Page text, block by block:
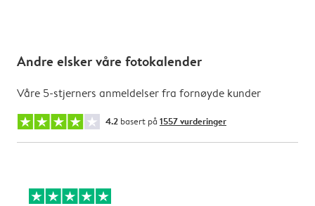
Andre elsker våre fotokalender
Våre 5-stjerners anmeldelser fra fornøyde kunder
4.2 basert på 1557 vurderinger